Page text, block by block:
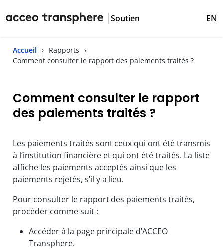
Soutien EN
Accueil
Rapports
Comment consulter le rapport des paiements traités ?
Comment consulter le rapport
des paiements traités ?
Les paiements traités sont ceux qui ont été transmis
à l’institution financière et qui ont été traités. La liste
affiche les paiements acceptés ainsi que les
paiements rejetés, s’il y a lieu.
Pour consulter le rapport des paiements traités,
procéder comme suit :
Accéder à la page principale d’ACCEO
Transphere.